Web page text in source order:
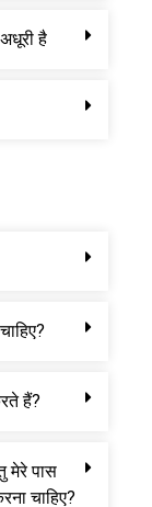
है
हैं?
मेरे पास
चाहिए?